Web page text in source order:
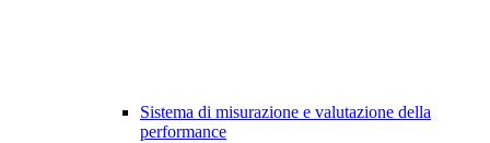
Sistema di misurazione e valutazione della
performance